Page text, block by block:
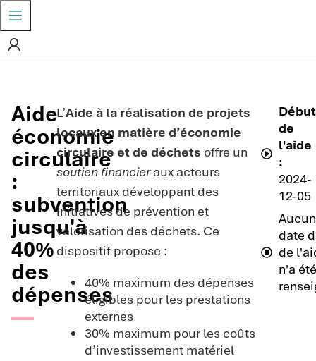
Aide
économie
circulaire
:
subvention
jusqu'à
40%
des
dépenses
L’Aide à la réalisation de projets
locaux en matière d’économie
circulaire et de déchets offre un
soutien financieraux acteurs
territoriaux développant des
initiatives de prévention et
valorisation des déchets. Ce
dispositif propose :
40% maximum des dépenses
éligibles pour les prestations
externes
30% maximum pour les coûts
d’investissement matériel
Début
de
l'aide
:
2024-
12-05
date
de
n'a été